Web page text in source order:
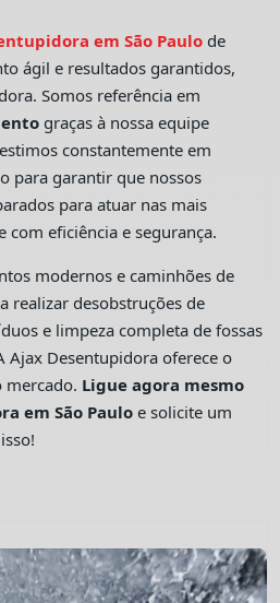
em São Paulo de
ágil e resultados garantidos,
Somos referência em
graças à nossa equipe
constantemente em
para garantir que nossos
para atuar nas mais
com eficiência e segurança.
modernos e caminhões de
realizar desobstruções de
e limpeza completa de fossas
Ajax Desentupidora oferece o
mercado. Ligue agora mesmo
em São Pauloe solicite um